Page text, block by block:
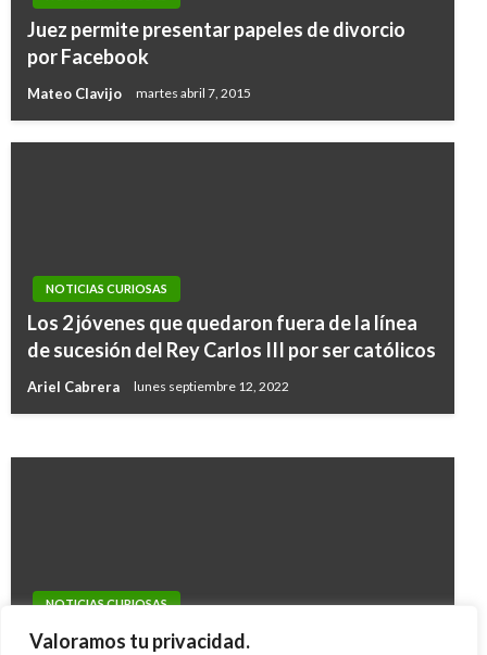
Valoramos tu privacidad.
Juez permite presentar papeles de divorcio
por Facebook
Mateo Clavijo martes abril 7, 2015
NOTICIAS CURIOSAS
Los 2 jóvenes que quedaron fuera de la línea
de sucesión del Rey Carlos III por ser católicos
Ariel Cabrera lunes septiembre 12, 2022
Pistoletazo de salida deja sordo de un oído al
NOTICIAS CURIOSAS
Se regalaron un secuestro de cumpleaños y